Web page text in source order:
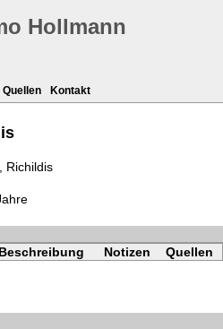
Hollmann
Quellen Kontakt
Richildis
Beschreibung Notizen
Quellen